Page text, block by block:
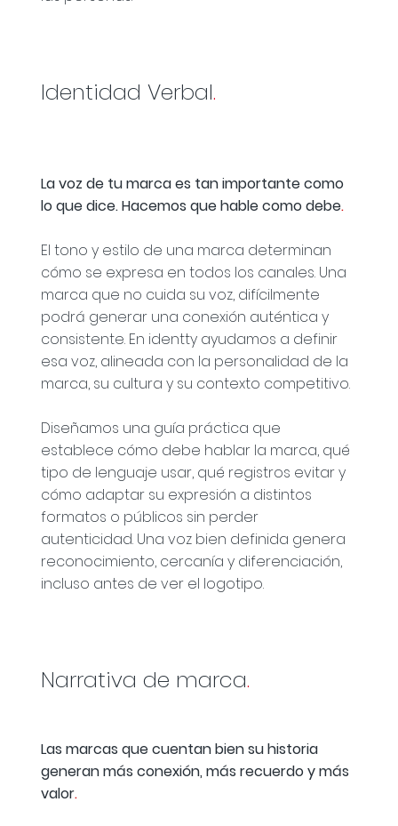
Identidad Verbal.
La voz de tu marca es tan importante como
lo que dice. Hacemos que hable como debe.
El tono y estilo de una marca determinan
cómo se expresa en todos los canales. Una
marca que no cuida su voz, difícilmente
podrá generar una conexión auténtica y
consistente. En identty ayudamos a definir
esa voz, alineada con la personalidad de la
marca, su cultura y su contexto competitivo.
Diseñamos una guía práctica que
establece cómo debe hablar la marca, qué
tipo de lenguaje usar, qué registros evitar y
cómo adaptar su expresión a distintos
formatos o públicos sin perder
autenticidad. Una voz bien definida genera
reconocimiento, cercanía y diferenciación,
incluso antes de ver el logotipo.
Narrativa de marca.
Las marcas que cuentan bien su historia
generan más conexión, más recuerdo y más
valor.